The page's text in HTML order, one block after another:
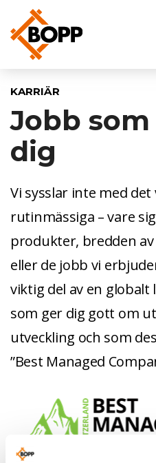
KARRIÄR
Jobb
dig
Vi sysslar inte med
rutinmässiga – vare
produkter, bredden
eller de jobb vi
viktig del av en
som ger dig gott om
utveckling och som
”Best Managed